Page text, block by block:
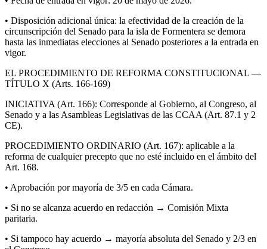
• Disposición adicional única: la efectividad de la creación de la
circunscripción del Senado para la isla de Formentera se demora
hasta las inmediatas elecciones al Senado posteriores a la entrada en
vigor.
EL PROCEDIMIENTO DE REFORMA CONSTITUCIONAL —
TÍTULO X (Arts. 166-169)
INICIATIVA (Art. 166): Corresponde al Gobierno, al Congreso, al
Senado y a las Asambleas Legislativas de las CCAA (Art. 87.1 y 2
CE).
PROCEDIMIENTO ORDINARIO (Art. 167): aplicable a la
reforma de cualquier precepto que no esté incluido en el ámbito del
Art. 168.
• Aprobación por mayoría de 3/5 en cada Cámara.
• Si no se alcanza acuerdo en redacción → Comisión Mixta
paritaria.
• Si tampoco hay acuerdo → mayoría absoluta del Senado y 2/3 en